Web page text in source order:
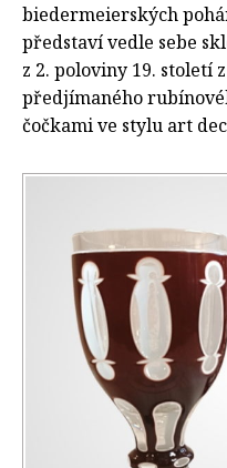
biedermeierských
představí vedle sebe
z 2. poloviny 19. století
předjímaného
čočkami ve stylu art